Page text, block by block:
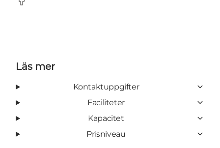
Facebook
Läs mer
Kontaktuppgifter
Faciliteter
Kapacitet
Prisniveau